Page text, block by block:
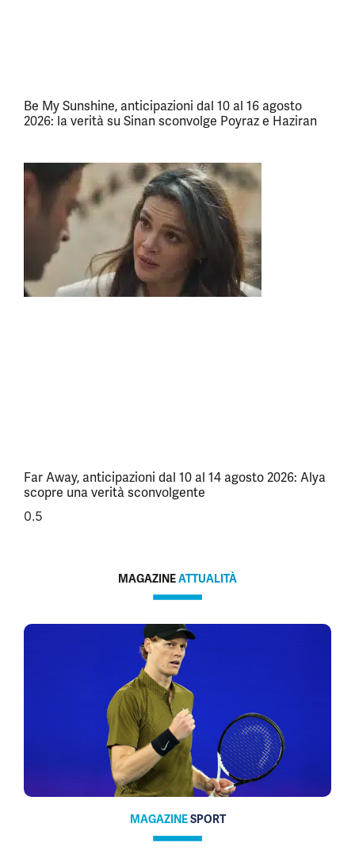
Be My Sunshine, anticipazioni dal 10 al 16 agosto
2026: la verità su Sinan sconvolge Poyraz e Haziran
Far Away, anticipazioni dal 10 al 14 agosto 2026: Alya
scopre una verità sconvolgente
MAGAZINEATTUALITÀ
MAGAZINESPORT